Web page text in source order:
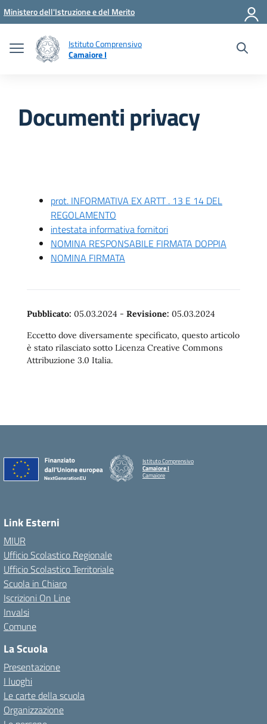
Vai ai contenuti
Vai al menu di navigazione
Vai al footer
Ministero dell'Istruzione e del Merito
Istituto Comprensivo
Camaiore I
Documenti privacy
prot. INFORMATIVA EX ARTT . 13 E 14 DEL
REGOLAMENTO
intestata informativa fornitori
NOMINA RESPONSABILE FIRMATA DOPPIA
NOMINA FIRMATA
Pubblicato: 05.03.2024 - Revisione: 05.03.2024
Eccetto dove diversamente specificato, questo articolo
è stato rilasciato sotto Licenza Creative Commons
Attribuzione 3.0 Italia.
Istituto Comprensivo
Camaiore I
Camaiore
Link Esterni
MIUR
Ufficio Scolastico Regionale
Ufficio Scolastico Territoriale
Scuola in Chiaro
Iscrizioni On Line
Invalsi
Comune
La Scuola
Presentazione
I luoghi
Le carte della scuola
Organizzazione